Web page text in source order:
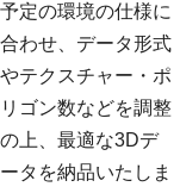
予定の環境の仕様に
合わせ、データ形式
やテクスチャー・ポ
リゴン数などを調整
の上、最適な3Dデ
ータを納品いたしま